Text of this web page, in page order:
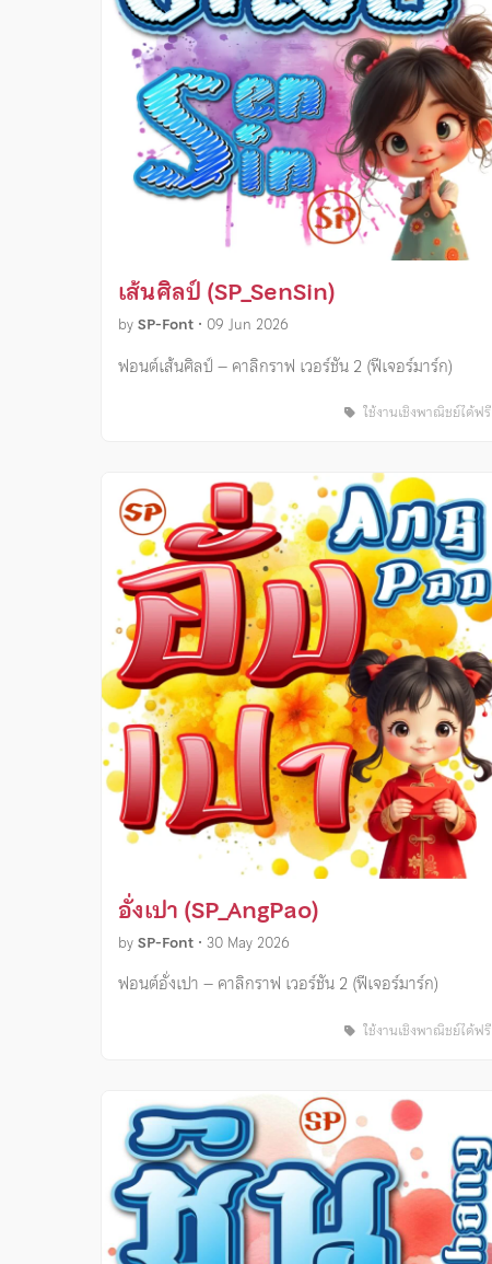
เส้นศิลป์ (SP_SenSin)
bySP-Font • 09 Jun 2026
ฟอนต์เส้นศิลป์ – คาลิกราฟ เวอร์ชัน 2 (ฟีเจอร์มาร์ก)
ใช้งานเชิงพาณิชย์ได้ฟรี
อั่งเปา (SP_AngPao)
bySP-Font • 30 May 2026
ฟอนต์อั่งเปา – คาลิกราฟ เวอร์ชัน 2 (ฟีเจอร์มาร์ก)
ใช้งานเชิงพาณิชย์ได้ฟรี